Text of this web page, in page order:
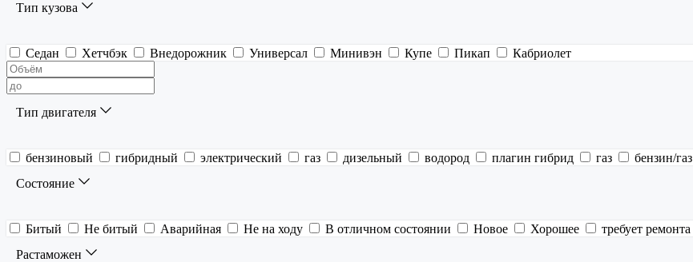
Тип кузова
Седан Хетчбэк Внедорожник Универсал Минивэн Купе Пикап Кабриолет
Тип двигателя
бензиновый гибридный электрический газ дизельный водород плагин гибрид газ
бензин/газ
Состояние
Битый Не битый Аварийная Не на ходу В отличном состоянии Новое Хорошее
требует ремонта
Растаможен